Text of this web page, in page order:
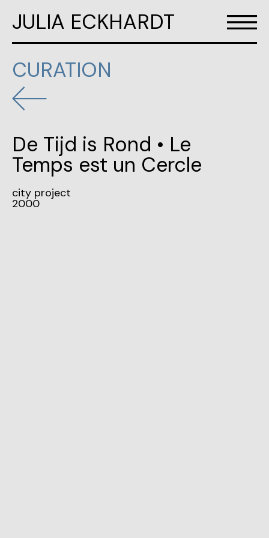
JULIA ECKHARDT
CURATION
De Tijd is Rond • Le
Temps est un Cercle
city project
2000